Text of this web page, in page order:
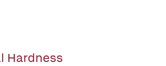
Hardness